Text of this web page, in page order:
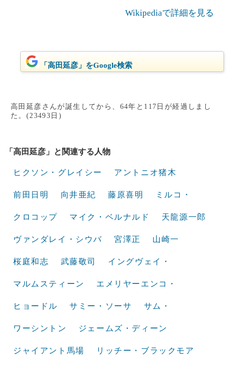
Wikipediaで詳細を見る
「高田延彦」をGoogle検索
高田延彦さんが誕生してから、64年と117日が経過しまし
た。(23493日)
「高田延彦」と関連する人物
ヒクソン・グレイシー アントニオ猪木
前田日明 向井亜紀 藤原喜明 ミルコ・
クロコップ マイク・ベルナルド 天龍源一郎
ヴァンダレイ・シウバ 宮澤正 山崎一
桜庭和志 武藤敬司 イングヴェイ・
マルムスティーン エメリヤーエンコ・
ヒョードル サミー・ソーサ サム・
ワーシントン ジェームズ・ディーン
ジャイアント馬場 リッチー・ブラックモア